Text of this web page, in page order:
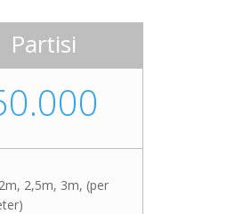
Partisi
2,5m, 3m, (per